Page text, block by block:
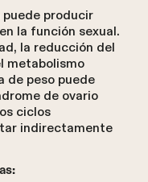
producir
la función sexual.
la reducción del
metabolismo
de peso puede
de ovario
ciclos
indirectamente